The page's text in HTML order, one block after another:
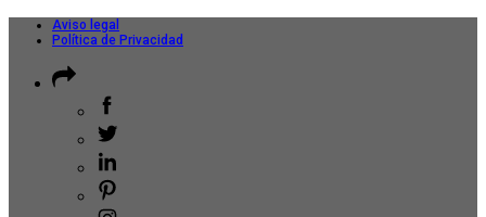
Aviso legal
Política de Privacidad